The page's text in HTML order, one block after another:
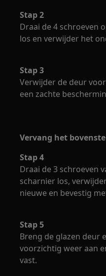
Stap 2
Draai de 4 schroeven
los en verwijder het
Stap 3
Verwijder de deur
een zachte
Vervang het
Stap 4
Draai de 3 schroeven
scharnier los,
nieuwe en bevestig
Stap 5
Breng de glazen deur
voorzichtig weer aan
vast.